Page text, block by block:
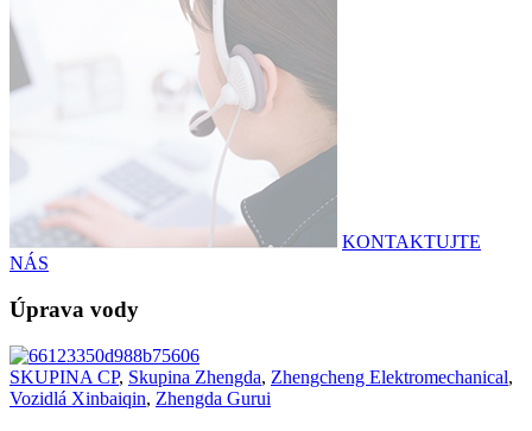
KONTAKTUJTE
NÁS
Úprava vody
SKUPINA CP, Skupina Zhengda, Zhengcheng Elektromechanical,
Vozidlá Xinbaiqin, Zhengda Gurui